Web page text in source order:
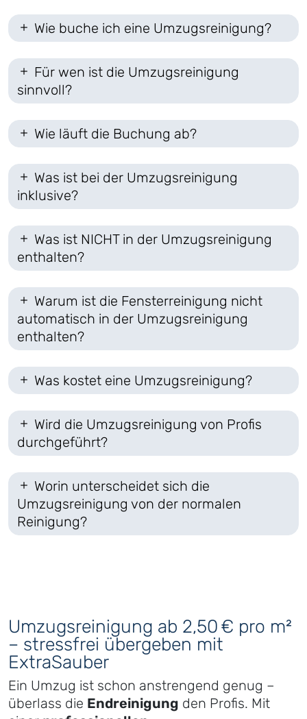
Wie buche ich eine Umzugsreinigung?
Für wen ist die Umzugsreinigung
sinnvoll?
Wie läuft die Buchung ab?
Was ist bei der Umzugsreinigung
inklusive?
Was ist NICHT in der Umzugsreinigung
enthalten?
Warum ist die Fensterreinigung nicht
automatisch in der Umzugsreinigung
enthalten?
Was kostet eine Umzugsreinigung?
Wird die Umzugsreinigung von Profis
durchgeführt?
Worin unterscheidet sich die
Umzugsreinigung von der normalen
Reinigung?
Umzugsreinigung ab 2,50 € pro m²
– stressfrei übergeben mit
ExtraSauber
Ein Umzug ist schon anstrengend genug –
überlass die Endreinigung den Profis. Mit